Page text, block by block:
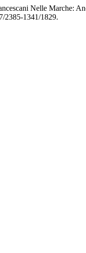
Nelle Marche:
2385-1341/1829.